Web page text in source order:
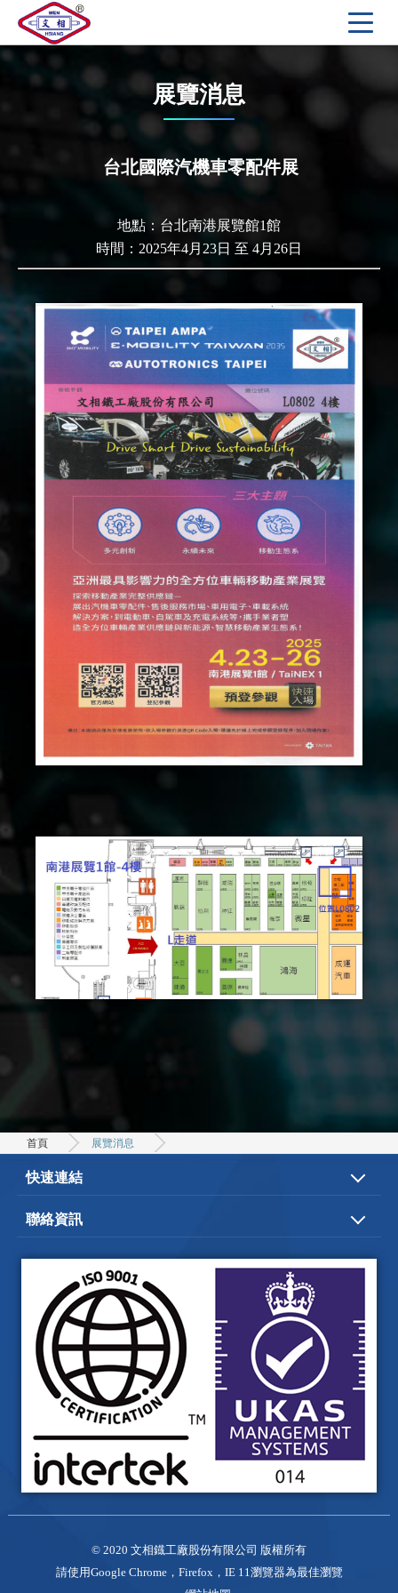
展覽消息
台北國際汽機車零配件展
地點：台北南港展覽館1館
時間：2025年4月23日 至 4月26日
首頁 展覽消息
快速連結
關於文相
電子型錄
聯絡我們
聯絡資訊
台中市神岡區大明路220-2 號
+886-4-2524-2819-20
+886-4-2528-0491
wenh.siang@msa.hinet.net
© 2020 文相鐡工廠股份有限公司 版權所有
請使用Google Chrome，Firefox，IE 11瀏覽器為最佳瀏覽